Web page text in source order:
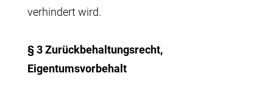
verhindert wird.
§ 3 Zurückbehaltungsrecht,
Eigentumsvorbehalt